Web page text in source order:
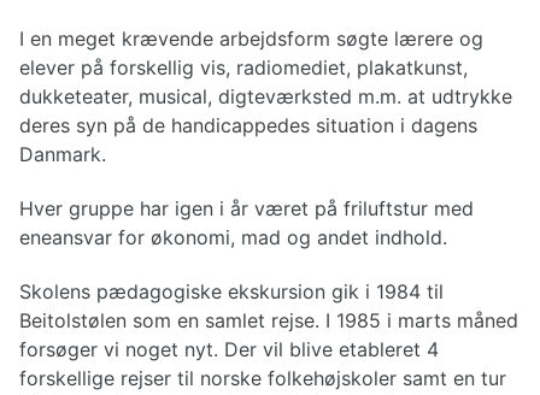
I en meget krævende arbejdsform søgte lærere og
elever på forskellig vis, radiomediet, plakatkunst,
dukketeater, musical, digteværksted m.m. at udtrykke
deres syn på de handicappedes situation i dagens
Danmark.
Hver gruppe har igen i år været på friluftstur med
eneansvar for økonomi, mad og andet indhold.
Skolens pædagogiske ekskursion gik i 1984 til
Beitolstølen som en samlet rejse. I 1985 i marts måned
forsøger vi noget nyt. Der vil blive etableret 4
forskellige rejser til norske folkehøjskoler samt en tur